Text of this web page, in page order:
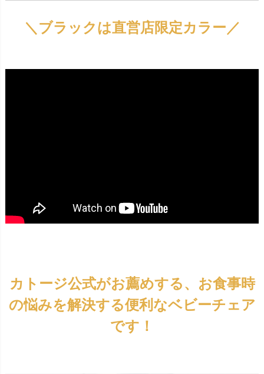
＼ブラックは直営店限定カラー／
カトージ公式がお薦めする、お食事時
の悩みを解決する便利なベビーチェア
です！